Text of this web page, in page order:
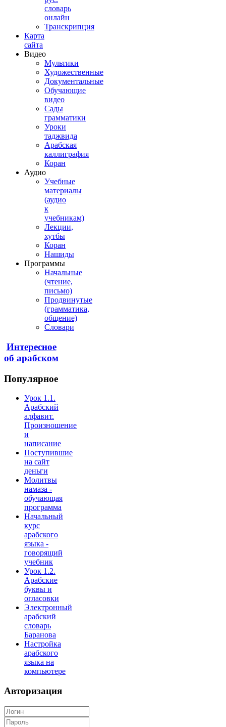
словарь
онлайн
Транскрипция
Карта
сайта
Видео
Мультики
Художественные
Документальные
Обучающие
видео
Сады
грамматики
Уроки
таджвида
Арабская
каллиграфия
Коран
Аудио
Учебные
материалы
(аудио
к
учебникам)
Лекции,
хутбы
Коран
Нашиды
Программы
Начальные
(чтение,
письмо)
Продвинутые
(грамматика,
общение)
Словари
Интересное
об арабском
Популярное
Урок 1.1.
Арабский
алфавит.
Произношение
и
написание
Поступившие
на сайт
деньги
Молитвы
намаза -
обучающая
программа
Начальный
курс
арабского
языка -
говорящий
учебник
Урок 1.2.
Арабские
буквы и
огласовки
Электронный
арабский
словарь
Баранова
Настройка
арабского
языка на
компьютере
Авторизация